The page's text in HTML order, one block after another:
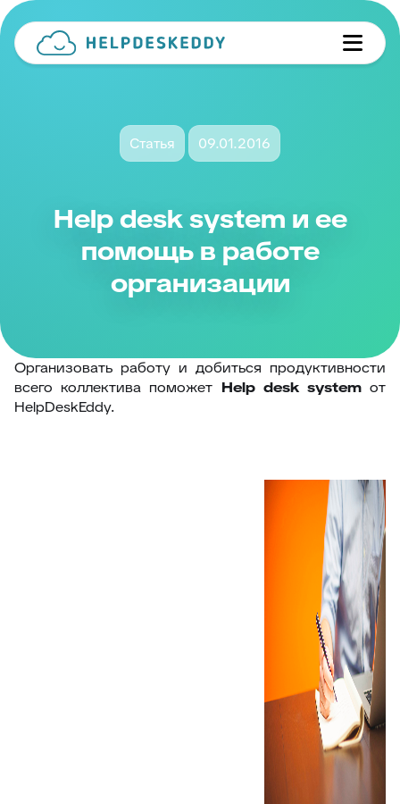
Статья 09.01.2016
Help desk system и ее
помощь в работе
организации
Организовать работу и добиться продуктивности
всего коллектива поможет Help desk systemот
HelpDeskEddy.